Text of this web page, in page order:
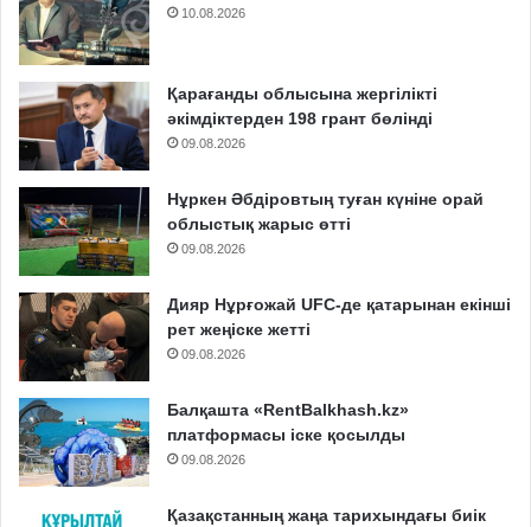
10.08.2026
Қарағанды облысына жергілікті
әкімдіктерден 198 грант бөлінді
09.08.2026
Нұркен Әбдіровтың туған күніне орай
облыстық жарыс өтті
09.08.2026
Дияр Нұрғожай UFC-де қатарынан екінші
рет жеңіске жетті
09.08.2026
Балқашта «RentBalkhash.kz»
платформасы іске қосылды
09.08.2026
Қазақстанның жаңа тарихындағы биік